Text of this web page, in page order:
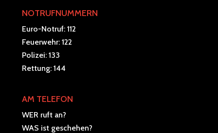
NOTRUFNUMMERN
Euro-Notruf: 112
Feuerwehr: 122
Polizei: 133
Rettung: 144
AM TELEFON
WER ruft an?
WAS ist geschehen?